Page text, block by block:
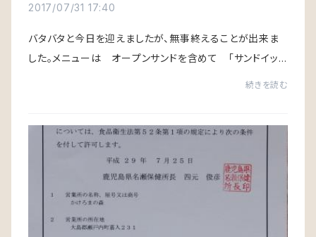
2017/07/31 17:40
バタバタと今日を迎えましたが、無事終えることが出来ま
した。メニューは オープンサンドを含めて 「サンドイッ
続きを読む